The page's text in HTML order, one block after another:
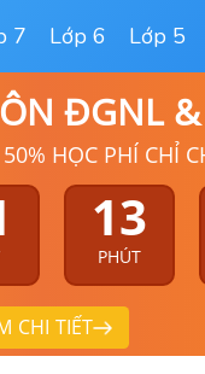
7 Lớp 6 Lớp 5
ĐGNL
HỌC PHÍ CHỈ
13
PHÚT
CHI TIẾT